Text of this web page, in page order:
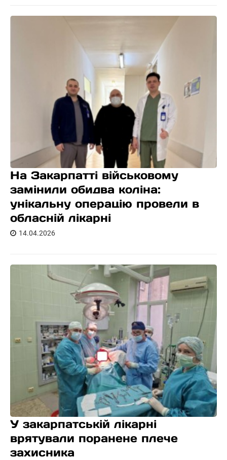
На Закарпатті військовому
замінили обидва коліна:
унікальну операцію провели в
обласній лікарні
14.04.2026
У закарпатській лікарні
врятували поранене плече
захисника